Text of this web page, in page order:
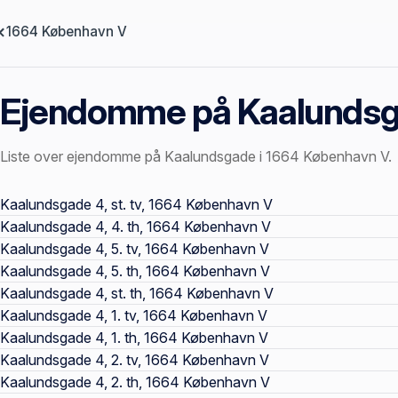
1664 København V
Ejendomme på
Liste over ejendomme på Kaalundsgade i 1664 København V.
Offentlige ejendomssider
Kaalundsgade 4, st. tv, 1664 København V
Kaalundsgade 4, 4. th, 1664 København V
Kaalundsgade 4, 5. tv, 1664 København V
Kaalundsgade 4, 5. th, 1664 København V
Kaalundsgade 4, st. th, 1664 København V
Kaalundsgade 4, 1. tv, 1664 København V
Kaalundsgade 4, 1. th, 1664 København V
Kaalundsgade 4, 2. tv, 1664 København V
Kaalundsgade 4, 2. th, 1664 København V